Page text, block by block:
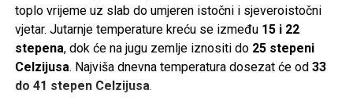
toplo vrijeme uz slab do umjeren istočni i sjeveroistočni
vjetar. Jutarnje temperature kreću se između 15 i 22
stepena, dok će na jugu zemlje iznositi do 25 stepeni
Celzijusa. Najviša dnevna temperatura dosezat će od 33
do 41 stepen Celzijusa.